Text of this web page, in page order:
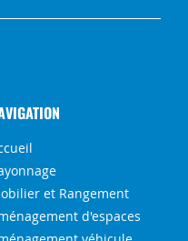
et Rangement
d'espaces